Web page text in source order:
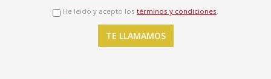
He leido y acepto los términos y condiciones.